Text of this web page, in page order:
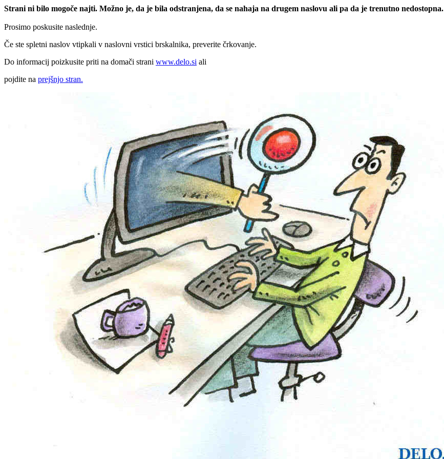
Strani ni bilo mogoče najti. Možno je, da je bila odstranjena, da se nahaja na drugem naslovu ali pa da je trenutno nedostopna.
Prosimo poskusite naslednje.
Če ste spletni naslov vtipkali v naslovni vrstici brskalnika, preverite črkovanje.
Do informacij poizkusite priti na domači strani www.delo.si ali
pojdite na prejšnjo stran.